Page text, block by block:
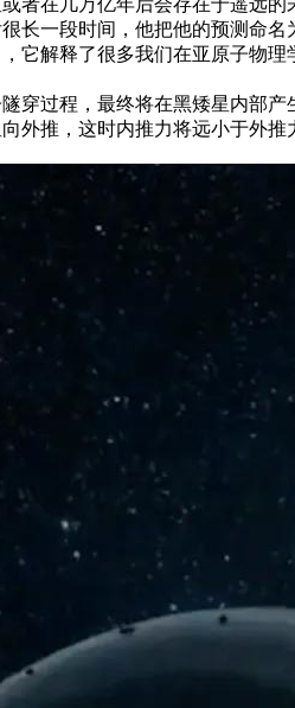
长一段时间，他把他的预测命名
解释了很多我们在亚原子
过程，最终将在黑矮星内部
外推，这时内推力将远小于外